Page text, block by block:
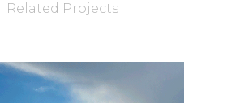
Related Projects